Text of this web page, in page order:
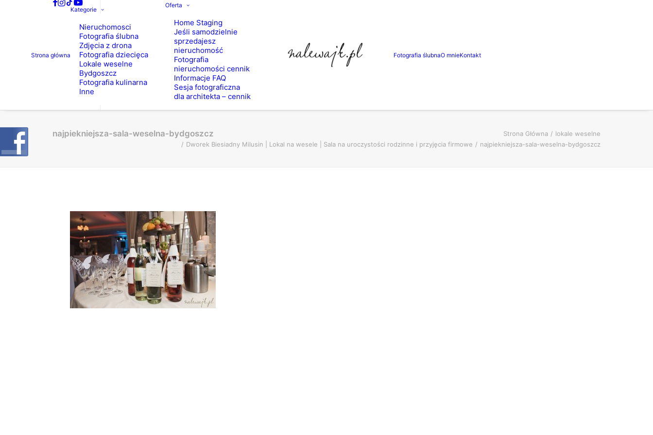
Strona główna
Kategorie
Nieruchomosci
Fotografia ślubna
Zdjęcia z drona
Fotografia dziecięca
Lokale weselne
Bydgoszcz
Fotografia kulinarna
Inne
Oferta
Home Staging
Jeśli samodzielnie
sprzedajesz
nieruchomość
Fotografia
nieruchomości cennik
Informacje FAQ
Sesja fotograficzna
dla architekta – cennik
Fotografia ślubnaO mnieKontakt
najpiekniejsza-sala-weselna-bydgoszcz Strona Główna
lokale weselne
Dworek Biesiadny Milusin | Lokal na wesele | Sala na uroczystości rodzinne i przyjęcia firmowe
najpiekniejsza-sala-weselna-bydgoszcz